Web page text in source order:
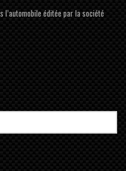
l’automobile éditée par la société